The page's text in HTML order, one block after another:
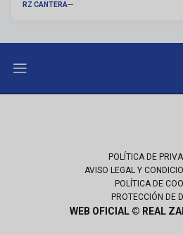
RZ CANTERA
POLÍTICA DE
AVISO LEGAL Y
POLÍTICA DE
PROTECCIÓN DE
WEB OFICIAL © REAL